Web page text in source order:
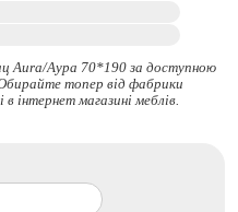
Aura/Аура 70*190 за доступною
топервід фабрики
інтернет магазині меблів.